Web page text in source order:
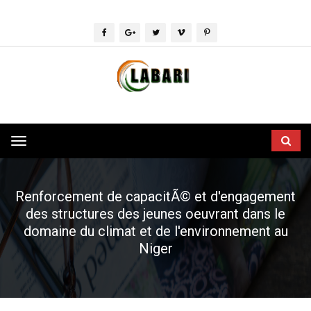
Toggle
navigation
Renforcement de capacitÃ© et d'engagement
des structures des jeunes oeuvrant dans le
domaine du climat et de l'environnement au
Niger